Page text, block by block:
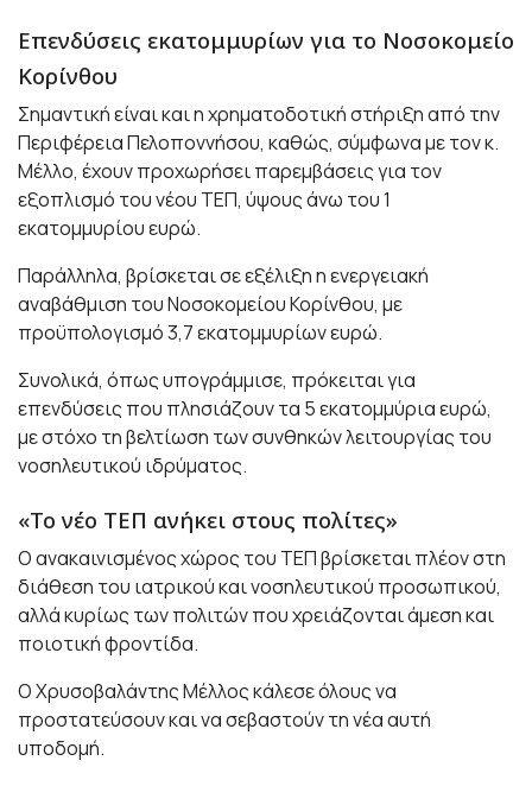
Επενδύσεις εκατομμυρίων για το Νοσοκομείο
Κορίνθου
Σημαντική είναι και η χρηματοδοτική στήριξη από την
Περιφέρεια Πελοποννήσου, καθώς, σύμφωνα με τον κ.
Μέλλο, έχουν προχωρήσει παρεμβάσεις για τον
εξοπλισμό του νέου ΤΕΠ, ύψους άνω του 1
εκατομμυρίου ευρώ.
Παράλληλα, βρίσκεται σε εξέλιξη η ενεργειακή
αναβάθμιση του Νοσοκομείου Κορίνθου, με
προϋπολογισμό 3,7 εκατομμυρίων ευρώ.
Συνολικά, όπως υπογράμμισε, πρόκειται για
επενδύσεις που πλησιάζουν τα 5 εκατομμύρια ευρώ,
με στόχο τη βελτίωση των συνθηκών λειτουργίας του
νοσηλευτικού ιδρύματος.
«Το νέο ΤΕΠ ανήκει στους πολίτες»
Ο ανακαινισμένος χώρος του ΤΕΠ βρίσκεται πλέον στη
διάθεση του ιατρικού και νοσηλευτικού προσωπικού,
αλλά κυρίως των πολιτών που χρειάζονται άμεση και
ποιοτική φροντίδα.
Ο Χρυσοβαλάντης Μέλλος κάλεσε όλους να
προστατεύσουν και να σεβαστούν τη νέα αυτή
υποδομή.